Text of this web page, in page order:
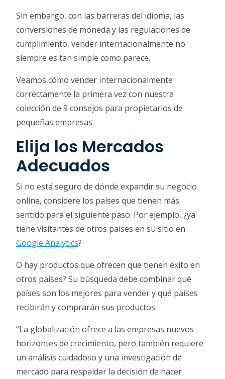
Sin embargo, con las barreras del idioma, las
conversiones de moneda y las regulaciones de
cumplimiento, vender internacionalmente no
siempre es tan simple como parece.
Veamos cómo vender internacionalmente
correctamente la primera vez con nuestra
colección de 9 consejos para propietarios de
pequeñas empresas.
Elija los Mercados
Adecuados
Si no está seguro de dónde expandir su negocio
online, considere los países que tienen más
sentido para el siguiente paso. Por ejemplo, ¿ya
tiene visitantes de otros países en su sitio en
Google Analytics?
O hay productos que ofrecen que tienen éxito en
otros países? Su búsqueda debe combinar qué
países son los mejores para vender y qué países
recibirán y comprarán sus productos.
“La globalización ofrece a las empresas nuevos
horizontes de crecimiento, pero también requiere
un análisis cuidadoso y una investigación de
mercado para respaldar la decisión de hacer